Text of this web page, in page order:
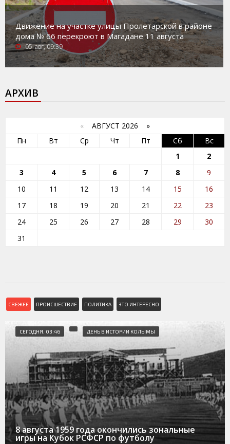
Движение на участке улицы Пролетарской в районе
дома № 66 перекроют в Магадане 11 августа
05-авг, 09:39
АРХИВ
« АВГУСТ 2026 »
Пн
Вт Ср Чт Пт Сб
Вс
1
2
3
4 5 6 7 8
9
10
11 12 13 14 15
16
17
18 19 20 21 22
23
24
25 26 27 28 29
30
31
СВЕЖЕЕ ПРОИСШЕСТВИЕ ПОЛИТИКА ЭТО ИНТЕРЕСНО
СЕГОДНЯ, 03:46 ДЕНЬ В ИСТОРИИ КОЛЫМЫ
8 августа 1959 года окончились зональные
игры на Кубок РСФСР по футболу